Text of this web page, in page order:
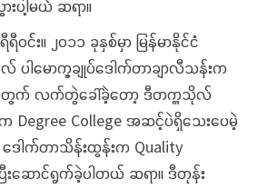
ပါ့မယ် ဆရာ။
ရီဝင်း။ ၂၀၁၁ ခုနှစ်မှာ မြန်မာနိုင်ငံ
ပါမောက္ခချုပ်ဒေါက်တာချာလီသန်းက
အတွက် လက်တွဲခေါ်ခဲ့တော့ ဒီတက္ကသိုလ်
Degree College အဆင့်ပဲရှိသေးပေမဲ့
ဒေါက်တာသိန်းထွန်းက Quality
းဆောင်ရွက်ခဲ့ပါတယ် ဆရာ။ ဒီတုန်း